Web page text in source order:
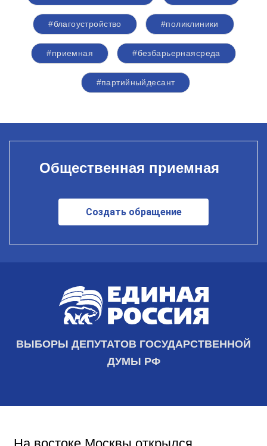
#благоустройство #поликлиники
#приемная #безбарьернаясреда
#партийныйдесант
Общественная приемная
Создать обращение
ВЫБОРЫ ДЕПУТАТОВ ГОСУДАРСТВЕННОЙ
ДУМЫ РФ